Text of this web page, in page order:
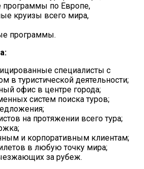
программы по Европе,
круизы всего мира,
программы.
специалисты с
в туристической деятельности;
офис в центре города;
систем поиска туров;
на протяжении всего тура;
и корпоративным клиентам;
в любую точку мира;
за рубеж.